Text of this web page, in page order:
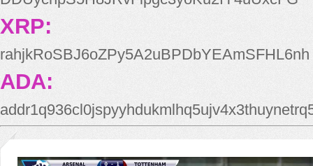
XRP:
rahjkRoSBJ6oZPy5A2uBPDbYEAmSFHL6nh
ADA: